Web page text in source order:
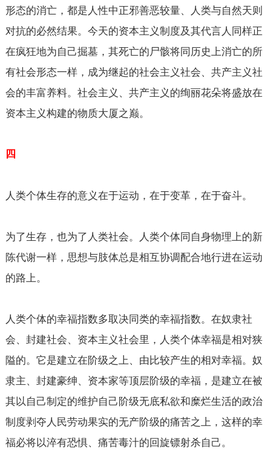
形态的消亡，都是人性中正邪善恶较量、人类与自然天则
对抗的必然结果。今天的资本主义制度及其代言人同样正
在疯狂地为自己掘墓，其死亡的尸骸将同历史上消亡的所
有社会形态一样，成为继起的社会主义社会、共产主义社
会的丰富养料。社会主义、共产主义的绚丽花朵将盛放在
资本主义构建的物质大厦之巅。
四
人类个体生存的意义在于运动，在于变革，在于奋斗。
为了生存，也为了人类社会。人类个体同自身物理上的新
陈代谢一样，思想与肢体总是相互协调配合地行进在运动
的路上。
人类个体的幸福指数多取决同类的幸福指数。在奴隶社
会、封建社会、资本主义社会里，人类个体幸福是相对狭
隘的。它是建立在阶级之上、由比较产生的相对幸福。奴
隶主、封建豪绅、资本家等顶层阶级的幸福，是建立在被
其以自己制定的维护自己阶级无底私欲和糜烂生活的政治
制度剥夺人民劳动果实的无产阶级的痛苦之上，这样的幸
福必将以淬有恐惧、痛苦毒汁的回旋镖射杀自己。